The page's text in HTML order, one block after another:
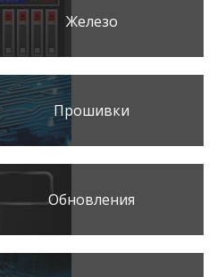
Железо
Прошивки
Обновления